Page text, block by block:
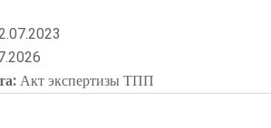
Акт экспертизы ТПП